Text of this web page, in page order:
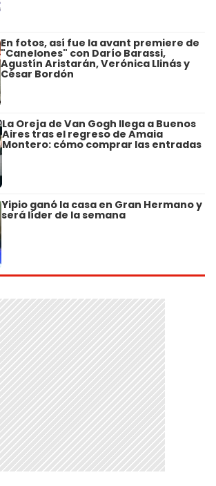
En fotos, así fue la avant premiere de
"Canelones" con Darío Barassi,
Agustín Aristarán, Verónica Llinás y
César Bordón
La Oreja de Van Gogh llega a Buenos
Aires tras el regreso de Amaia
Montero: cómo comprar las entradas
Yipio ganó la casa en Gran Hermano y
será líder de la semana